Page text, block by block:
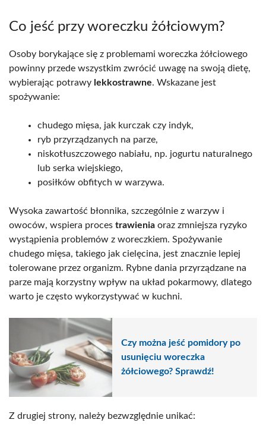
Co jeść przy woreczku żółciowym?
Osoby borykające się z problemami woreczka żółciowego
powinny przede wszystkim zwrócić uwagę na swoją dietę,
wybierając potrawy lekkostrawne. Wskazane jest
spożywanie:
chudego mięsa, jak kurczak czy indyk,
ryb przyrządzanych na parze,
niskotłuszczowego nabiału, np. jogurtu naturalnego
lub serka wiejskiego,
posiłków obfitych w warzywa.
Wysoka zawartość błonnika, szczególnie z warzyw i
owoców, wspiera proces trawienia oraz zmniejsza ryzyko
wystąpienia problemów z woreczkiem. Spożywanie
chudego mięsa, takiego jak cielęcina, jest znacznie lepiej
tolerowane przez organizm. Rybne dania przyrządzane na
parze mają korzystny wpływ na układ pokarmowy, dlatego
warto je często wykorzystywać w kuchni.
Czy można jeść pomidory po
usunięciu woreczka
żółciowego? Sprawdź!
Z drugiej strony, należy bezwzględnie unikać: